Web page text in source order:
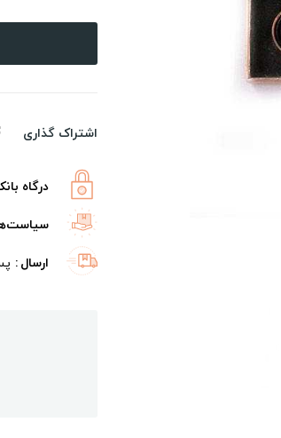
اشتراک گذاری
درگاه
ارسال